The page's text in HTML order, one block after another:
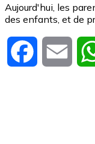
Aujourd'hui, les
des enfants, et de
Facebook